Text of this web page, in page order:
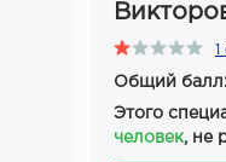
1
Общий балл:
Этого
человек, не